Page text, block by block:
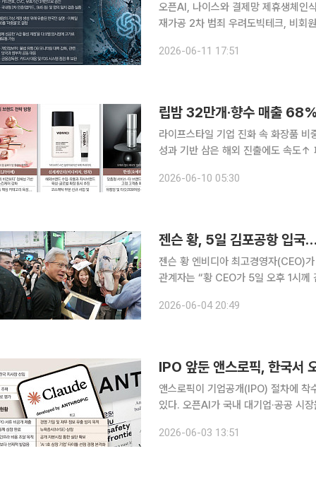
오픈AI, 나이스와 결제망 제휴생체인
재가공 2차 범죄 우려도빅테크, 비회원 즉각 구제 필요 그동안 국내
식으로 이뤄졌다. 그러나 기술의 급
2026-06-11 17:51
립밤 32만개·향수 매출
라이프스타일 기업 진화 속 화장품 비
성과 기반 삼은 해외 진출에도 속도↑ 패션업계가 품고 있는 화장품 자체 브랜드(PB)가 뷰티 시장에
킨케어 뿐만 아니라 색조·향수까지
2026-06-10 05:30
젠슨 황, 5일 김포공항 입국
젠슨 황 엔비디아 최고경영자(CEO)가 5일 오후 한국을
관계자는 “황 CEO가 5일 오후 1시께
2026-06-04 20:49
IPO 앞둔 앤스로픽, 한국서
앤스로픽이 기업공개(IPO) 절차에 착
있다. 오픈AI가 국내 대기업·공공 시
린다. 3일 정보통신기술(ICT) 업계
2026-06-03 13:51